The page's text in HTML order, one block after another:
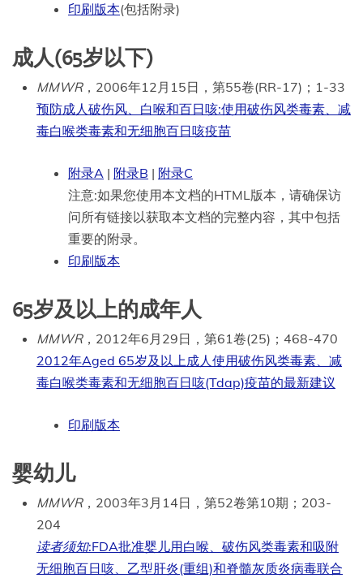
印刷版本(包括附录)
成人(65岁以下)
MMWR，2006年12月15日，第55卷(RR-17)；1-33
预防成人破伤风、白喉和百日咳:使用破伤风类毒素、减
毒白喉类毒素和无细胞百日咳疫苗
附录A | 附录B | 附录C
注意:如果您使用本文档的HTML版本，请确保访
问所有链接以获取本文档的完整内容，其中包括
重要的附录。
印刷版本
65岁及以上的成年人
MMWR，2012年6月29日，第61卷(25)；468-470
2012年Aged 65岁及以上成人使用破伤风类毒素、减
毒白喉类毒素和无细胞百日咳(Tdap)疫苗的最新建议
印刷版本
婴幼儿
MMWR，2003年3月14日，第52卷第10期；203-
204
读者须知:FDA批准婴儿用白喉、破伤风类毒素和吸附
无细胞百日咳、乙型肝炎(重组)和脊髓灰质炎病毒联合